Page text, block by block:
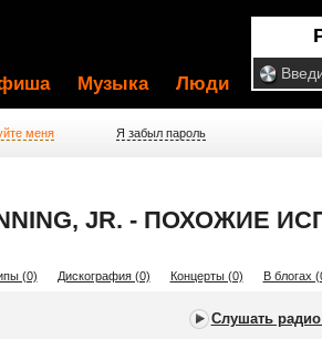
Музыка Люди
меня Я забыл пароль
JR. - ПОХОЖИЕ
(0) Дискография (0) Концерты (0) В блогах
Слушать